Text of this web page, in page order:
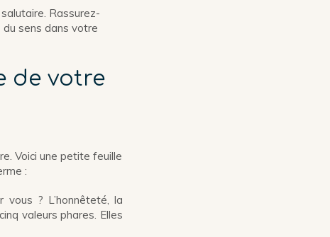
Rassurez-
sens dans votre
de votre
Voici une petite feuille
:
vous ? L’honnêteté, la
valeurs phares. Elles